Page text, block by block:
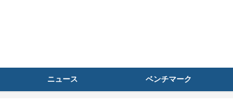
ニュース ベンチマーク